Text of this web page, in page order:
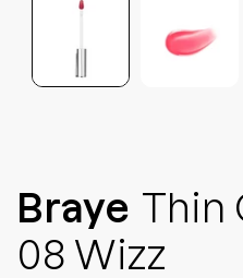
Braye Thin
08 Wizz